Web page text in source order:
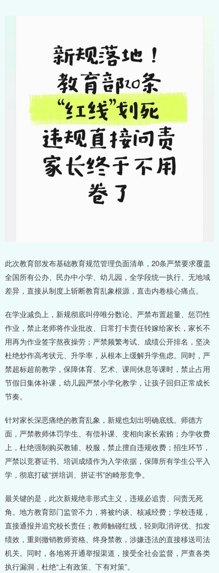
此次教育部发布基础教育规范管理负面清单，20条严禁要求覆盖
全国所有公办、民办中小学、幼儿园，全学段统一执行、无地域
差异，直接从制度上斩断教育乱象根源，直击内卷核心痛点。
在学业减负上，新规彻底叫停唯分数论。严禁布置超量、惩罚性
作业，禁止老师将作业批改、日常打卡责任转嫁给家长，家长不
用再为作业签字熬夜操劳；严禁频繁考试、成绩公开排名，坚决
杜绝炒作高考状元、升学率，从根本上缓解升学焦虑。同时，严
禁超标超前教学，保障体育、艺术、课间休息等课时，禁止占用
节假日集体补课，幼儿园严禁小学化教学，让孩子回归正常成长
节奏。
针对家长深恶痛绝的教育乱象，新规也划出明确底线。师德方
面，严禁教师体罚学生、有偿补课、变相向家长索贿；办学收费
上，杜绝强制购买教辅、校服，禁止擅自违规收费；招生环节，
严禁以竞赛证书、培训成绩作为入学依据，保障所有学生公平入
学，彻底打破“拼培训、拼证书”的畸形竞争。
最关键的是，此次新规绝非形式主义，违规必追责、问责无死
角。地方教育部门监管不力，将被约谈、核减经费；学校违规，
直接通报并追究校长责任；教师触碰红线，轻则取消评优、扣发
绩效，重则撤销教师资格、终身禁教，涉嫌违法的直接移送司法
机关。同时，各地将开通举报渠道，接受全社会监督，严查各类
执行漏洞，杜绝“上有政策、下有对策”。